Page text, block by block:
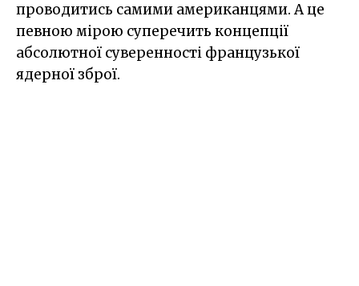
проводитись самими американцями. А це
певною мірою суперечить концепції
абсолютної суверенності французької
ядерної зброї.